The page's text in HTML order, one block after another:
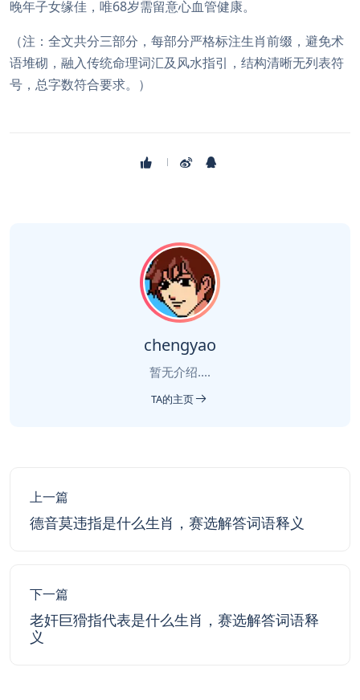
晚年子女缘佳，唯68岁需留意心血管健康。
（注：全文共分三部分，每部分严格标注生肖前缀，避免术
语堆砌，融入传统命理词汇及风水指引，结构清晰无列表符
号，总字数符合要求。）
chengyao
暂无介绍....
TA的主页
上一篇
德音莫违指是什么生肖，赛选解答词语释义
下一篇
老奸巨猾指代表是什么生肖，赛选解答词语释
义